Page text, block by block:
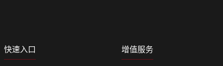
快速入口 增值服务